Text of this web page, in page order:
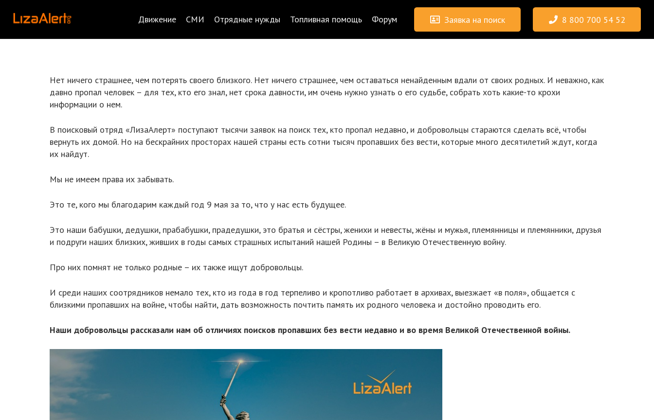
Движение СМИ Отрядные нужды Топливная помощь Форум Заявка на поиск 8 800 700 54 52
Нет ничего страшнее, чем потерять своего близкого. Нет ничего страшнее, чем оставаться ненайденным вдали от своих родных. И неважно, как
давно пропал человек – для тех, кто его знал, нет срока давности, им очень нужно узнать о его судьбе, собрать хоть какие-то крохи
информации о нем.
В поисковый отряд «ЛизаАлерт» поступают тысячи заявок на поиск тех, кто пропал недавно, и добровольцы стараются сделать всё, чтобы
вернуть их домой. Но на бескрайних просторах нашей страны есть сотни тысяч пропавших без вести, которые много десятилетий ждут, когда
их найдут.
Мы не имеем права их забывать.
Это те, кого мы благодарим каждый год 9 мая за то, что у нас есть будущее.
Это наши бабушки, дедушки, прабабушки, прадедушки, это братья и сёстры, женихи и невесты, жёны и мужья, племянницы и племянники, друзья
и подруги наших близких, живших в годы самых страшных испытаний нашей Родины – в Великую Отечественную войну.
Про них помнят не только родные – их также ищут добровольцы.
И среди наших соотрядников немало тех, кто из года в год терпеливо и кропотливо работает в архивах, выезжает «в поля», общается с
близкими пропавших на войне, чтобы найти, дать возможность почтить память их родного человека и достойно проводить его.
Наши добровольцы рассказали нам об отличиях поисков пропавших без вести недавно и во время Великой Отечественной войны.